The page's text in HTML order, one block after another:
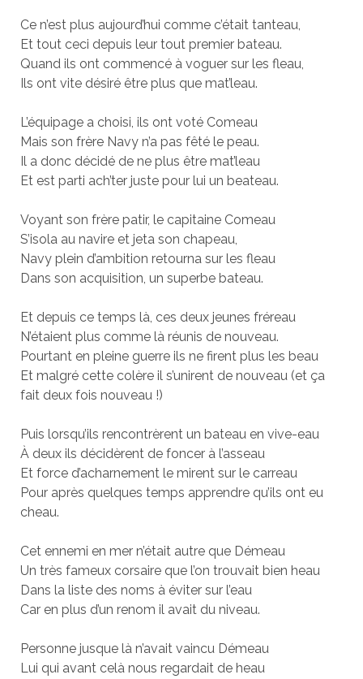
Ce n’est plus aujourd’hui comme c’était tanteau,
Et tout ceci depuis leur tout premier bateau.
Quand ils ont commencé à voguer sur les fleau,
Ils ont vite désiré être plus que mat’leau.
L’équipage a choisi, ils ont voté Comeau
Mais son frère Navy n’a pas fêté le peau.
Il a donc décidé de ne plus être mat’leau
Et est parti ach’ter juste pour lui un beateau.
Voyant son frère patir, le capitaine Comeau
S’isola au navire et jeta son chapeau,
Navy plein d’ambition retourna sur les fleau
Dans son acquisition, un superbe bateau.
Et depuis ce temps là, ces deux jeunes fréreau
N’étaient plus comme là réunis de nouveau.
Pourtant en pleine guerre ils ne firent plus les beau
Et malgré cette colère il s’unirent de nouveau (et ça
fait deux fois nouveau !)
Puis lorsqu’ils rencontrèrent un bateau en vive-eau
À deux ils décidèrent de foncer à l’asseau
Et force d’acharnement le mirent sur le carreau
Pour après quelques temps apprendre qu’ils ont eu
cheau.
Cet ennemi en mer n’était autre que Démeau
Un très fameux corsaire que l’on trouvait bien heau
Dans la liste des noms à éviter sur l’eau
Car en plus d’un renom il avait du niveau.
Personne jusque là n’avait vaincu Démeau
Lui qui avant celà nous regardait de heau